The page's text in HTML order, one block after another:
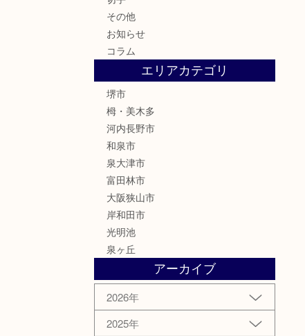
その他
お知らせ
コラム
エリアカテゴリ
堺市
栂・美木多
河内長野市
和泉市
泉大津市
富田林市
大阪狭山市
岸和田市
光明池
泉ヶ丘
アーカイブ
2026年
2025年